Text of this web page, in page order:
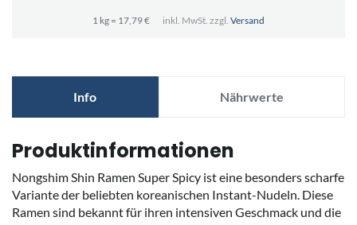
1 kg = 17,79 € inkl. MwSt. zzgl. Versand
Info Nährwerte
Produktinformationen
Nongshim Shin Ramen Super Spicy ist eine besonders scharfe
Variante der beliebten koreanischen Instant-Nudeln. Diese
Ramen sind bekannt für ihren intensiven Geschmack und die